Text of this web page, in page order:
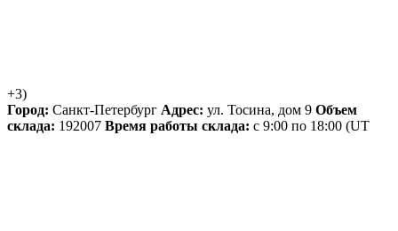
+3)
Город: Санкт-Петербург Адрес: ул. Тосина, дом 9 Объем
склада: 192007 Время работы склада: с 9:00 по 18:00 (UT